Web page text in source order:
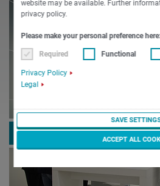
website may be available. Further
privacy policy.
Please make your personal preference
Required Functional
Privacy Policy
Legal
SAVE
ACCEPT ALL